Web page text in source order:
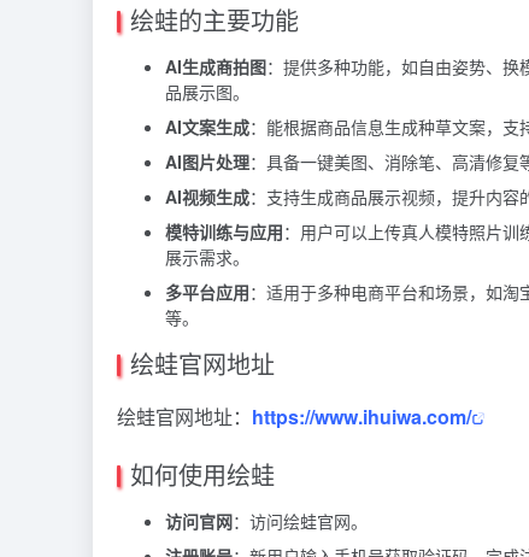
绘蛙的主要功能
AI生成商拍图：提供多种功能，如自由姿势、
品展示图。
AI文案生成：能根据商品信息生成种草文案，支
AI图片处理：具备一键美图、消除笔、高清修复
AI视频生成：支持生成商品展示视频，提升内容
模特训练与应用：用户可以上传真人模特照片
展示需求。
多平台应用：适用于多种电商平台和场景，如
等。
绘蛙官网地址
绘蛙官网地址： https://www.ihuiwa.com/
如何使用绘蛙
访问官网：访问绘蛙官网。